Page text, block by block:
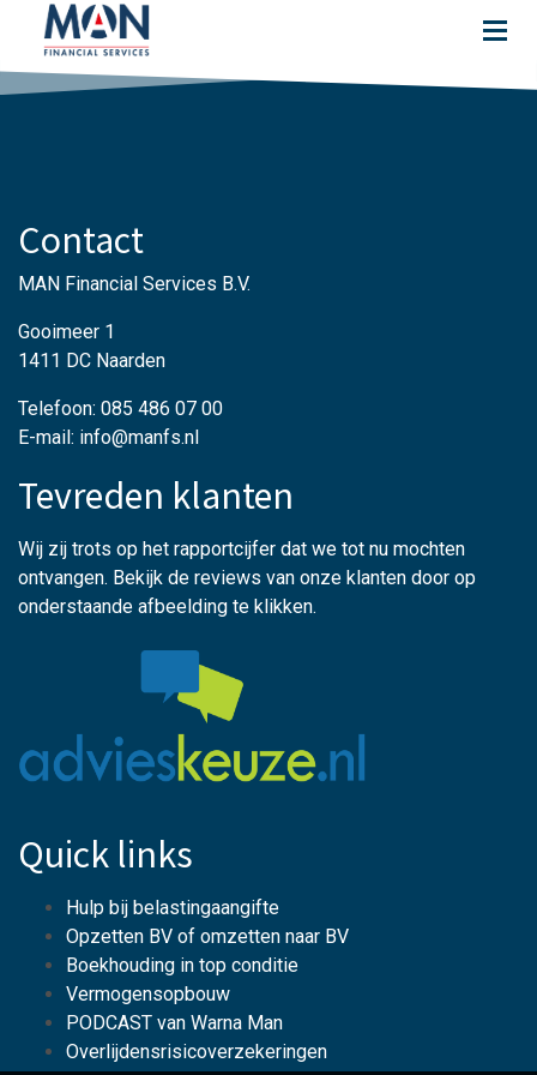
Contact
MAN Financial Services B.V.
Gooimeer 1
1411 DC Naarden
Telefoon: 085 486 07 00
E-mail: info@manfs.nl
Tevreden klanten
Wij zij trots op het rapportcijfer dat we tot nu mochten
ontvangen. Bekijk de reviews van onze klanten door op
onderstaande afbeelding te klikken.
Quick links
Hulp bij belastingaangifte
Opzetten BV of omzetten naar BV
Boekhouding in top conditie
Vermogensopbouw
PODCAST van Warna Man
Overlijdensrisicoverzekeringen